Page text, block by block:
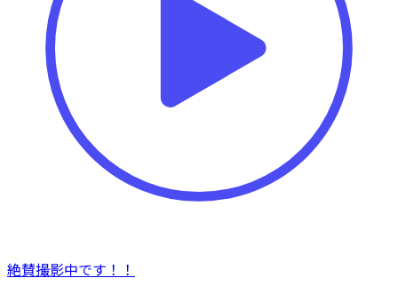
絶賛撮影中です！！